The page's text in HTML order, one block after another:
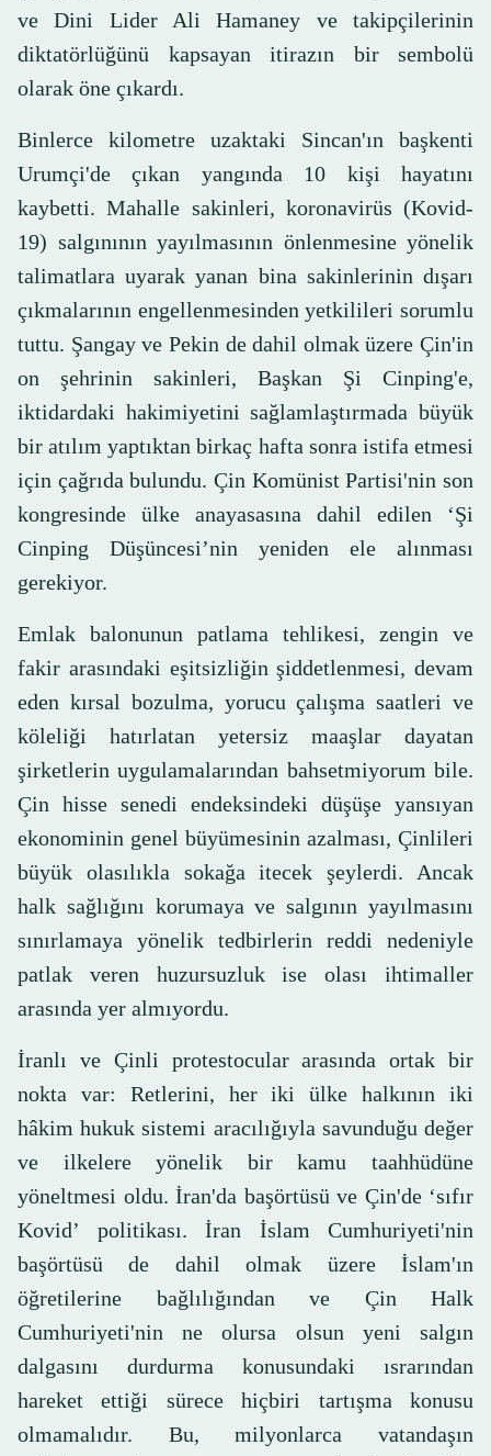
ve Dini Lider Ali Hamaney ve takipçilerinin
diktatörlüğünü kapsayan itirazın bir sembolü
olarak öne çıkardı.
Binlerce kilometre uzaktaki Sincan'ın başkenti
Urumçi'de çıkan yangında 10 kişi hayatını
kaybetti. Mahalle sakinleri, koronavirüs (Kovid-
19) salgınının yayılmasının önlenmesine yönelik
talimatlara uyarak yanan bina sakinlerinin dışarı
çıkmalarının engellenmesinden yetkilileri sorumlu
tuttu. Şangay ve Pekin de dahil olmak üzere Çin'in
on şehrinin sakinleri, Başkan Şi Cinping'e,
iktidardaki hakimiyetini sağlamlaştırmada büyük
bir atılım yaptıktan birkaç hafta sonra istifa etmesi
için çağrıda bulundu. Çin Komünist Partisi'nin son
kongresinde ülke anayasasına dahil edilen ‘Şi
Cinping Düşüncesi’nin yeniden ele alınması
gerekiyor.
Emlak balonunun patlama tehlikesi, zengin ve
fakir arasındaki eşitsizliğin şiddetlenmesi, devam
eden kırsal bozulma, yorucu çalışma saatleri ve
köleliği hatırlatan yetersiz maaşlar dayatan
şirketlerin uygulamalarından bahsetmiyorum bile.
Çin hisse senedi endeksindeki düşüşe yansıyan
ekonominin genel büyümesinin azalması, Çinlileri
büyük olasılıkla sokağa itecek şeylerdi. Ancak
halk sağlığını korumaya ve salgının yayılmasını
sınırlamaya yönelik tedbirlerin reddi nedeniyle
patlak veren huzursuzluk ise olası ihtimaller
arasında yer almıyordu.
İranlı ve Çinli protestocular arasında ortak bir
nokta var: Retlerini, her iki ülke halkının iki
hâkim hukuk sistemi aracılığıyla savunduğu değer
ve ilkelere yönelik bir kamu taahhüdüne
yöneltmesi oldu. İran'da başörtüsü ve Çin'de ‘sıfır
Kovid’ politikası. İran İslam Cumhuriyeti'nin
başörtüsü de dahil olmak üzere İslam'ın
öğretilerine bağlılığından ve Çin Halk
Cumhuriyeti'nin ne olursa olsun yeni salgın
dalgasını durdurma konusundaki ısrarından
hareket ettiği sürece hiçbiri tartışma konusu
olmamalıdır. Bu, milyonlarca vatandaşın